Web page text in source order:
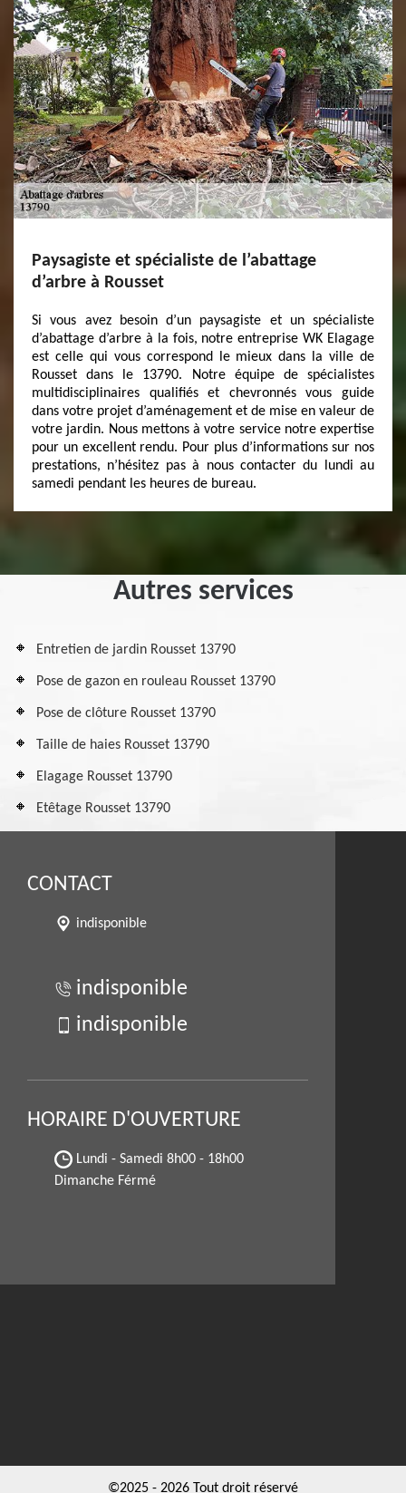
Paysagiste et spécialiste de l’abattage
d’arbre à Rousset
Si vous avez besoin d’un paysagiste et un spécialiste
d’abattage d’arbre à la fois, notre entreprise WK Elagage
est celle qui vous correspond le mieux dans la ville de
Rousset dans le 13790. Notre équipe de spécialistes
multidisciplinaires qualifiés et chevronnés vous guide
dans votre projet d’aménagement et de mise en valeur de
votre jardin. Nous mettons à votre service notre expertise
pour un excellent rendu. Pour plus d’informations sur nos
prestations, n’hésitez pas à nous contacter du lundi au
samedi pendant les heures de bureau.
Autres services
Entretien de jardin Rousset 13790
Pose de gazon en rouleau Rousset 13790
Pose de clôture Rousset 13790
Taille de haies Rousset 13790
Elagage Rousset 13790
Etêtage Rousset 13790
CONTACT
indisponible
indisponible
indisponible
HORAIRE D'OUVERTURE
Lundi - Samedi 8h00 - 18h00
Dimanche Férmé
©2025 - 2026 Tout droit réservé